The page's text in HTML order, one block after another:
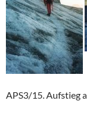
APS3/15. Aufstieg